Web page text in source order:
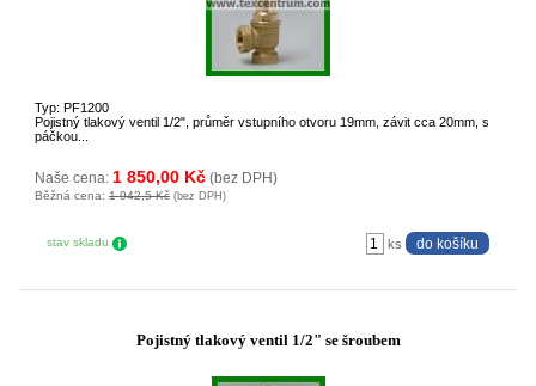
Typ: PF1200
Pojistný tlakový ventil 1/2", průměr vstupního otvoru 19mm, závit cca 20mm, s
páčkou...
Naše cena: 1 850,00 Kč (bez DPH)
Běžná cena: 1 942,5 Kč (bez DPH)
stav skladu ks
Pojistný tlakový ventil 1/2" se šroubem